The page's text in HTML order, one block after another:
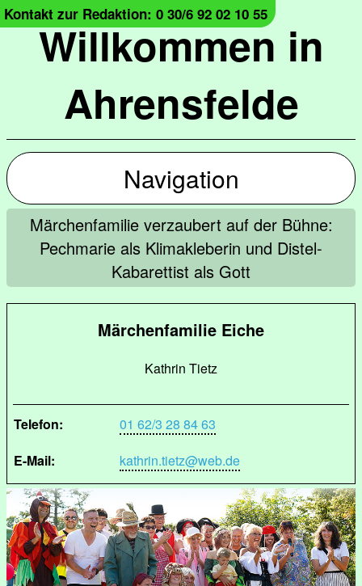
Willkommen in
Ahrensfelde
Kontakt zur Redaktion: 0 30/6 92 02 10 55
Navigation
Märchenfamilie verzaubert auf der Bühne:
Pechmarie als Klimakleberin und Distel-
Kabarettist als Gott
Märchenfamilie Eiche
Kathrin Tietz
Telefon:
01 62/3 28 84 63
E-Mail:
kathrin.tietz@web.de